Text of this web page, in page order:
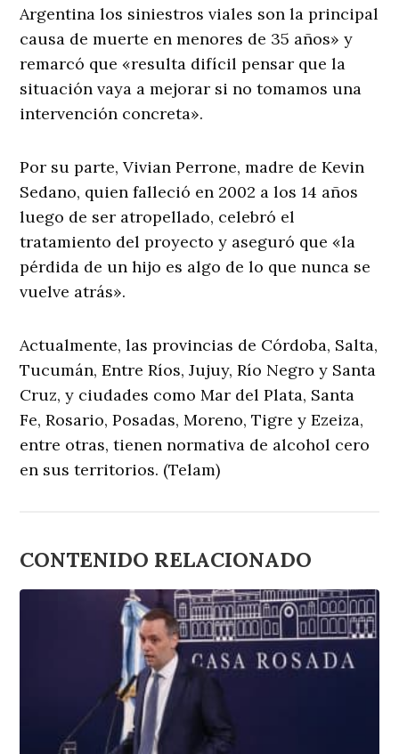
Argentina los siniestros viales son la principal
causa de muerte en menores de 35 años» y
remarcó que «resulta difícil pensar que la
situación vaya a mejorar si no tomamos una
intervención concreta».
Por su parte, Vivian Perrone, madre de Kevin
Sedano, quien falleció en 2002 a los 14 años
luego de ser atropellado, celebró el
tratamiento del proyecto y aseguró que «la
pérdida de un hijo es algo de lo que nunca se
vuelve atrás».
Actualmente, las provincias de Córdoba, Salta,
Tucumán, Entre Ríos, Jujuy, Río Negro y Santa
Cruz, y ciudades como Mar del Plata, Santa
Fe, Rosario, Posadas, Moreno, Tigre y Ezeiza,
entre otras, tienen normativa de alcohol cero
en sus territorios. (Telam)
CONTENIDO RELACIONADO